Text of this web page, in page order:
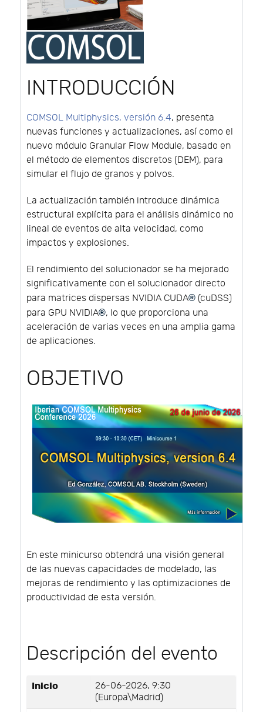
INTRODUCCIÓN
COMSOL Multiphysics, versión 6.4, presenta
nuevas funciones y actualizaciones, así como el
nuevo módulo Granular Flow Module, basado en
el método de elementos discretos (DEM), para
simular el flujo de granos y polvos.
La actualización también introduce dinámica
estructural explícita para el análisis dinámico no
lineal de eventos de alta velocidad, como
impactos y explosiones.
El rendimiento del solucionador se ha mejorado
significativamente con el solucionador directo
para matrices dispersas NVIDIA CUDA® (cuDSS)
para GPU NVIDIA®, lo que proporciona una
aceleración de varias veces en una amplia gama
de aplicaciones.
OBJETIVO
En este minicurso obtendrá una visión general
de las nuevas capacidades de modelado, las
mejoras de rendimiento y las optimizaciones de
productividad de esta versión.
Descripción del evento
Inicio
26-06-2026, 9:30
(Europa\Madrid)